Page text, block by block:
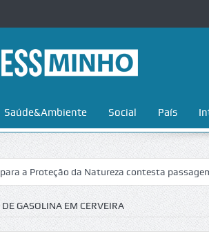
Saúde&Ambiente Social País
da Natureza contesta passagem da Volta
GASOLINA EM CERVEIRA